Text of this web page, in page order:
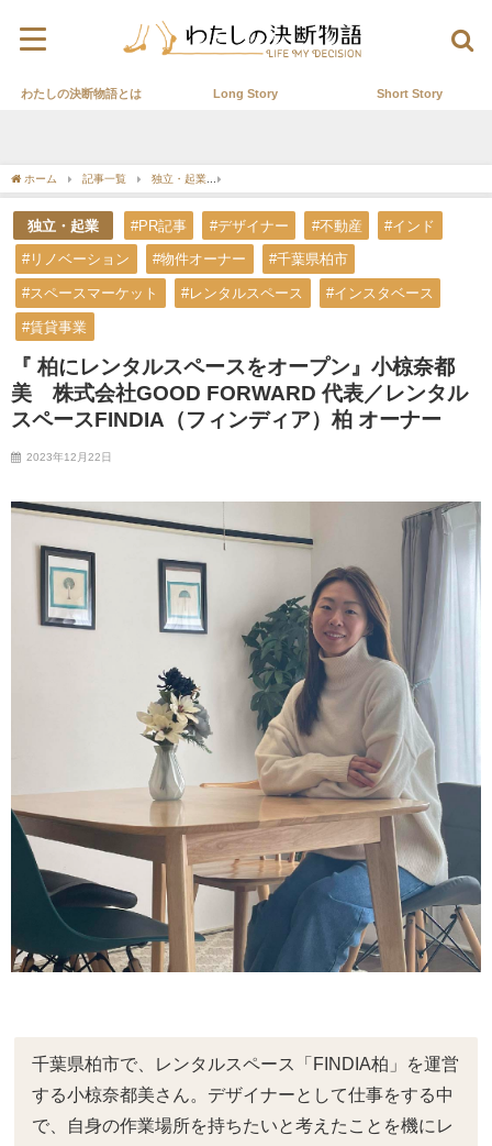
わたしの決断物語とは Long Story Short Story
ホーム 記事一覧 独立・起業
独立・起業 #PR記事 #デザイナー #不動産 #インド
#リノベーション #物件オーナー #千葉県柏市
#スペースマーケット #レンタルスペース #インスタベース
#賃貸事業
『 柏にレンタルスペースをオープン』小椋奈都
美 株式会社GOOD FORWARD 代表／レンタル
スペースFINDIA（フィンディア）柏 オーナー
2023年12月22日
千葉県柏市で、レンタルスペース「FINDIA柏」を運営
する小椋奈都美さん。デザイナーとして仕事をする中
で、自身の作業場所を持ちたいと考えたことを機にレ